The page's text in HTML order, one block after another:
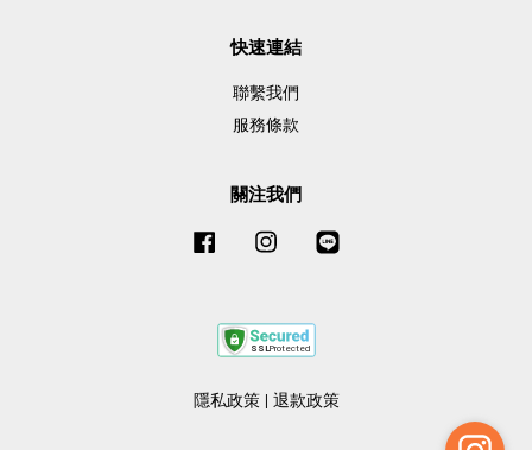
快速連結
聯繫我們
服務條款
關注我們
Facebook Instagram
隱私政策| 退款政策